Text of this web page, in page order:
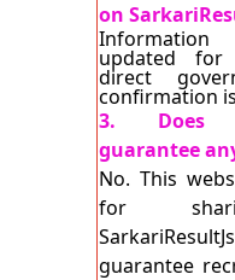
on
updated for
direct
confirmation
3. Does
guarantee
No. This
for
guarantee